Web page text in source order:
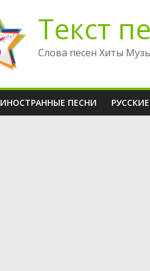
Текст
Слова песен Хиты
ИНОСТРАННЫЕ ПЕСНИ